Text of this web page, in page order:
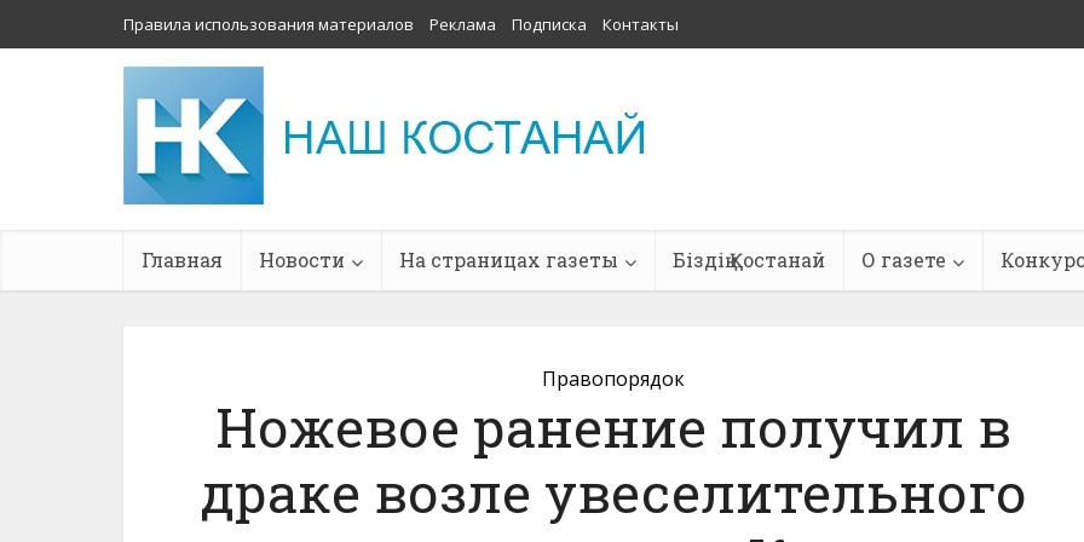
Правила использования материалов Реклама Подписка Контакты
Главная Новости На страницах газеты Біздің Қостанай О газете
Правопорядок
Ножевое ранение получил в
драке возле увеселительного